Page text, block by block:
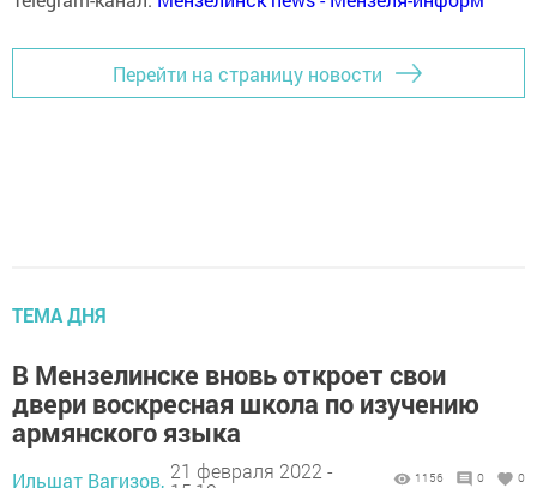
Перейти на страницу новости
ТЕМА ДНЯ
В Мензелинске вновь откроет свои
двери воскресная школа по изучению
армянского языка
Ильшат Вагизов, 21 февраля 2022 -
1156 0 0